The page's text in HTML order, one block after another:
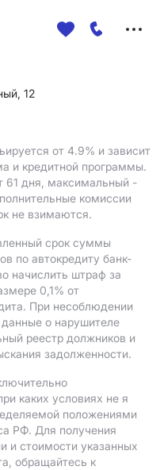
12
от 4.9% и зависит
и кредитной программы.
61 дня, максимальный -
комиссии
не взимаются.
срок суммы
по автокредиту банк-
начислить штраф за
0,1% от
При несоблюдении
о нарушителе
реестр должников и
задолженности.
каких условиях не я
положениями
РФ. Для получения
и стоимости указанных
обращайтесь к